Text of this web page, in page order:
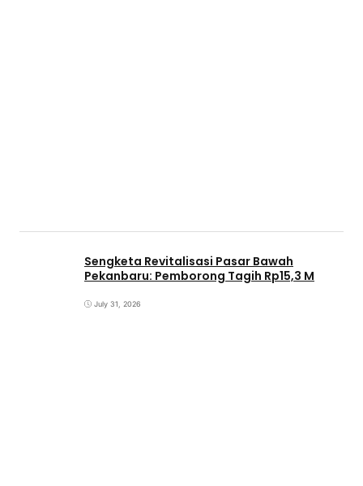
Sengketa Revitalisasi Pasar Bawah
Pekanbaru: Pemborong Tagih Rp15,3 M
July 31, 2026